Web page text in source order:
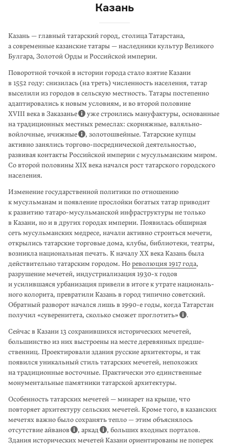
Казань
Казань — главный татарский город, столица Татарстана,
а современные казанские тата­ры — наследники культур Великого
Булгара, Золотой Орды и Российской империи.
Поворотной точкой в истории города стало взятие Казани
в 1552 году: снизилась (на треть) численность населения, татар
выселили из городов в сельскую местность. Татары постепенно
адаптировались к новым условиям, и во второй половине
XVIII века в Заказанье
уже строились мануфактуры, основанные
на традиционных местных ремеслах: скорняжные, валяльно-
войлочные, ичижные
, золотошвейные. Татар­ские купцы
активно занялись торгово-посредни­ческой деятель­ностью,
развивая контакты Российской империи с мусульман­ским миром.
Со второй половины XIX века начался рост татарского городского
населения.
Изменение государственной политики по отношению
к мусульманам и появле­ние прослойки богатых татар приводит
к разви­тию татаро-мусульманской инфраструктуры не только
в Казани, но и в других городах империи. Появилась обширная
сеть мусульманских медресе, начали активно строиться мечети,
откры­лись татарские торговые дома, клубы, библиотеки, театры,
возникла национальная печать. К началу XX века Казань была
действительно татарским городом. Нореволюция 1917 года,
разрушение мечетей, индустриализация 1930-х годов
и усилившаяся урбанизация привели в итоге к утрате националь­
ного колорита, превратили Казань в город типично советский.
Обратный разворот начался лишь в 1990-е годы, когда Татарстан
получил «суверенитета, сколько сможет проглотить»
.
Сейчас в Казани 13 сохранившихся истори­ческих мечетей,
большинство из них выстроены на месте деревянных предше­
ственниц. Проектировали здания русские архитекторы, и так
появился уникальный стиль татарских мечетей, непохожих
на традиционные восточные. Практически это единственные
монументальные памятники татарской архитектуры.
Особенность татарских мечетей — минарет на крыше, что
повторяет архитек­туру сельских мечетей. Кроме того, в казанских
мечетях важно было сохранять тепло — этим объяснялось
отсутствие айванов
, аркад
, больших входных порталов.
Здания исторических мечетей Казани ориентиро­ваны не поперек